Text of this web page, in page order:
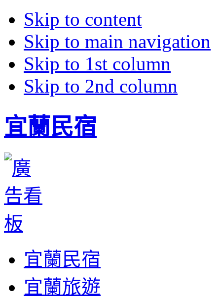
Skip to content
Skip to main navigation
Skip to 1st column
Skip to 2nd column
宜蘭民宿
宜蘭民宿
宜蘭旅遊